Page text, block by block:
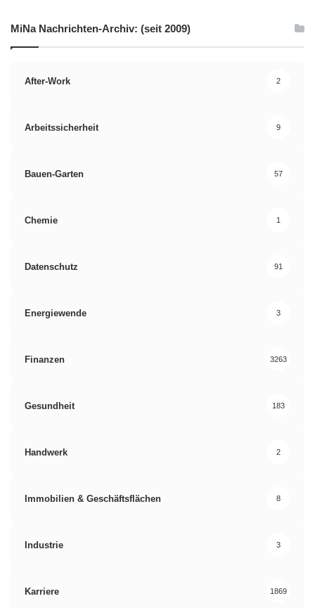
MiNa Nachrichten-Archiv: (seit 2009)
After-Work 2
Arbeitssicherheit 9
Bauen-Garten 57
Chemie 1
Datenschutz 91
Energiewende 3
Finanzen 3263
Gesundheit 183
Handwerk 2
Immobilien & Geschäftsflächen 8
Industrie 3
Karriere 1869